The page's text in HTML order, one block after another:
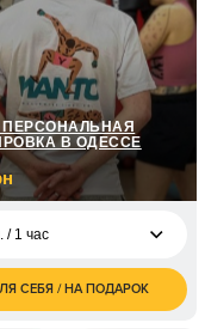
ПЕРСОНАЛЬНАЯ
В ОДЕССЕ
/ 1 час
грн
СЕБЯ / НА ПОДАРОК